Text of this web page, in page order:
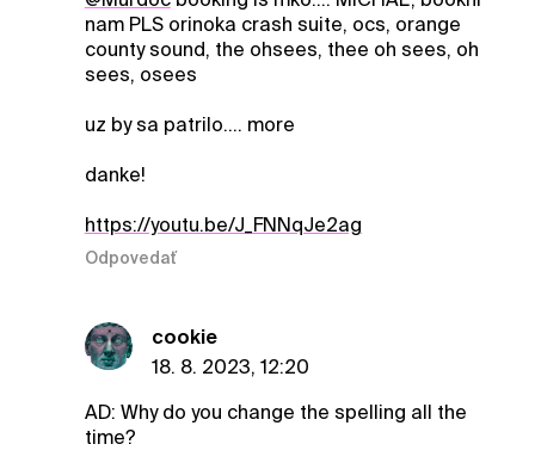
nam PLS orinoka crash suite, ocs, orange
county sound, the ohsees, thee oh sees, oh
sees, osees
uz by sa patrilo.... more
danke!
https://youtu.be/J_FNNqJe2ag
Odpovedať
cookie
18. 8. 2023, 12:20
AD: Why do you change the spelling all the
time?